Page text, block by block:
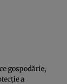
gospodărie,
a